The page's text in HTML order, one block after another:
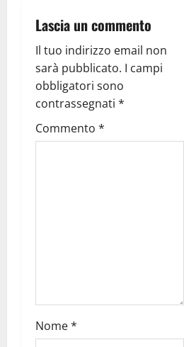
Lascia un commento
Il tuo indirizzo email non
sarà pubblicato. I campi
obbligatori sono
contrassegnati *
Commento *
Nome*